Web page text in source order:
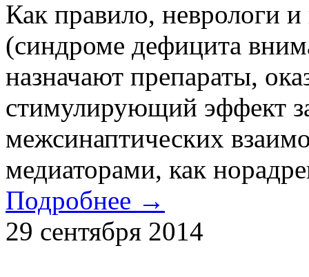
Как правило, неврологи
(синдроме дефицита
назначают препараты,
стимулирующий эффект
межсинаптических
медиаторами, как
Подробнее →
29 сентября 2014